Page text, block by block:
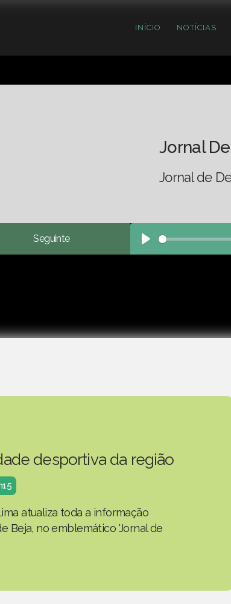
INÍCIO NOTÍCIAS
Jornal
Jornal de
Seguinte
Play
desportiva da região
atualiza toda a informação
Beja, no emblemático 'Jornal de